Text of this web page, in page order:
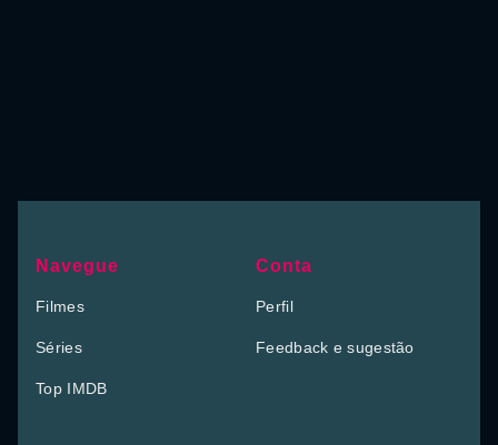
Navegue
Filmes
Séries
Top IMDB
Conta
Perfil
Feedback e sugestão